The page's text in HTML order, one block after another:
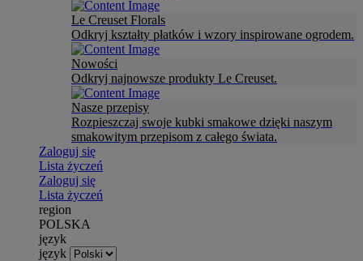
Le Creuset Florals
Odkryj kształty płatków i wzory inspirowane ogrodem.
Nowości
Odkryj najnowsze produkty Le Creuset.
Nasze przepisy
Rozpieszczaj swoje kubki smakowe dzięki naszym
smakowitym przepisom z całego świata.
Zaloguj się
Lista życzeń
Zaloguj się
Lista życzeń
region
POLSKA
język
język